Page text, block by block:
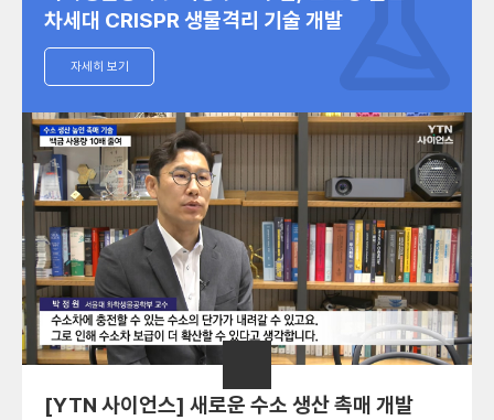
차세대 CRISPR 생물격리 기술 개발
자세히 보기
[YTN 사이언스] 새로운 수소 생산 촉매 개발